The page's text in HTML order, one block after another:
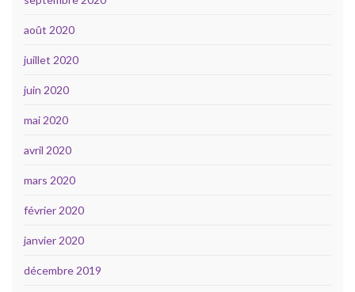
août 2020
juillet 2020
juin 2020
mai 2020
avril 2020
mars 2020
février 2020
janvier 2020
décembre 2019